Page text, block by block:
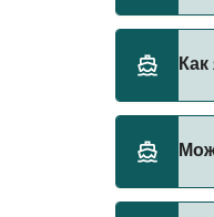
паромы.